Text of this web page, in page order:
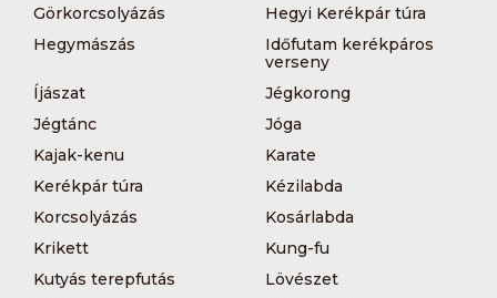
Görkorcsolyázás
Hegyi Kerékpár túra
Hegymászás
Időfutam kerékpáros
verseny
Íjászat
Jégkorong
Jégtánc
Jóga
Kajak-kenu
Karate
Kerékpár túra
Kézilabda
Korcsolyázás
Kosárlabda
Krikett
Kung-fu
Kutyás terepfutás
Lövészet